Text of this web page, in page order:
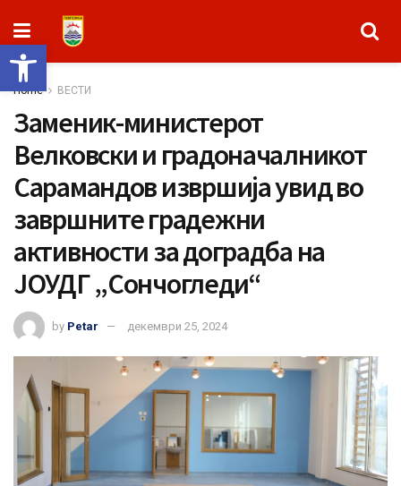
Open toolbar
Home ВЕСТИ
Заменик-министерот
Велковски и градоначалникот
Сарамандов извршија увид во
завршните градежни
активности за доградба на
ЈОУДГ „Сончогледи“
by Petar декември 25, 2024